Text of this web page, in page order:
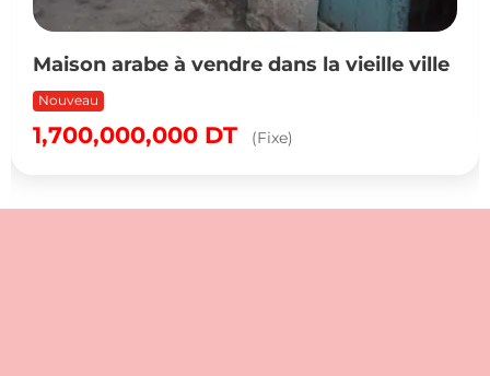
Maison arabe à vendre dans la vieille ville
Nouveau
1,700,000,000 DT (Fixe)